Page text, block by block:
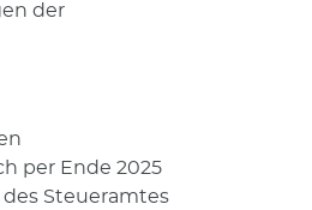
der
per Ende 2025
des Steueramtes